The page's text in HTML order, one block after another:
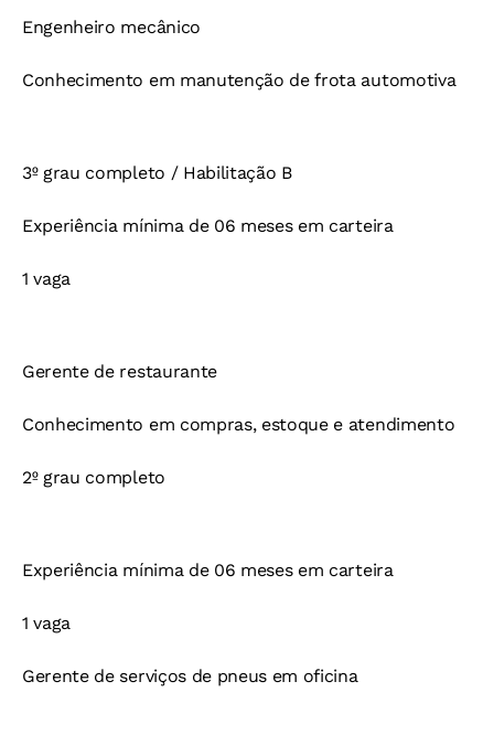
Engenheiro mecânico
Conhecimento em manutenção de frota automotiva
3º grau completo / Habilitação B
Experiência mínima de 06 meses em carteira
1 vaga
Gerente de restaurante
Conhecimento em compras, estoque e atendimento
2º grau completo
Experiência mínima de 06 meses em carteira
1 vaga
Gerente de serviços de pneus em oficina